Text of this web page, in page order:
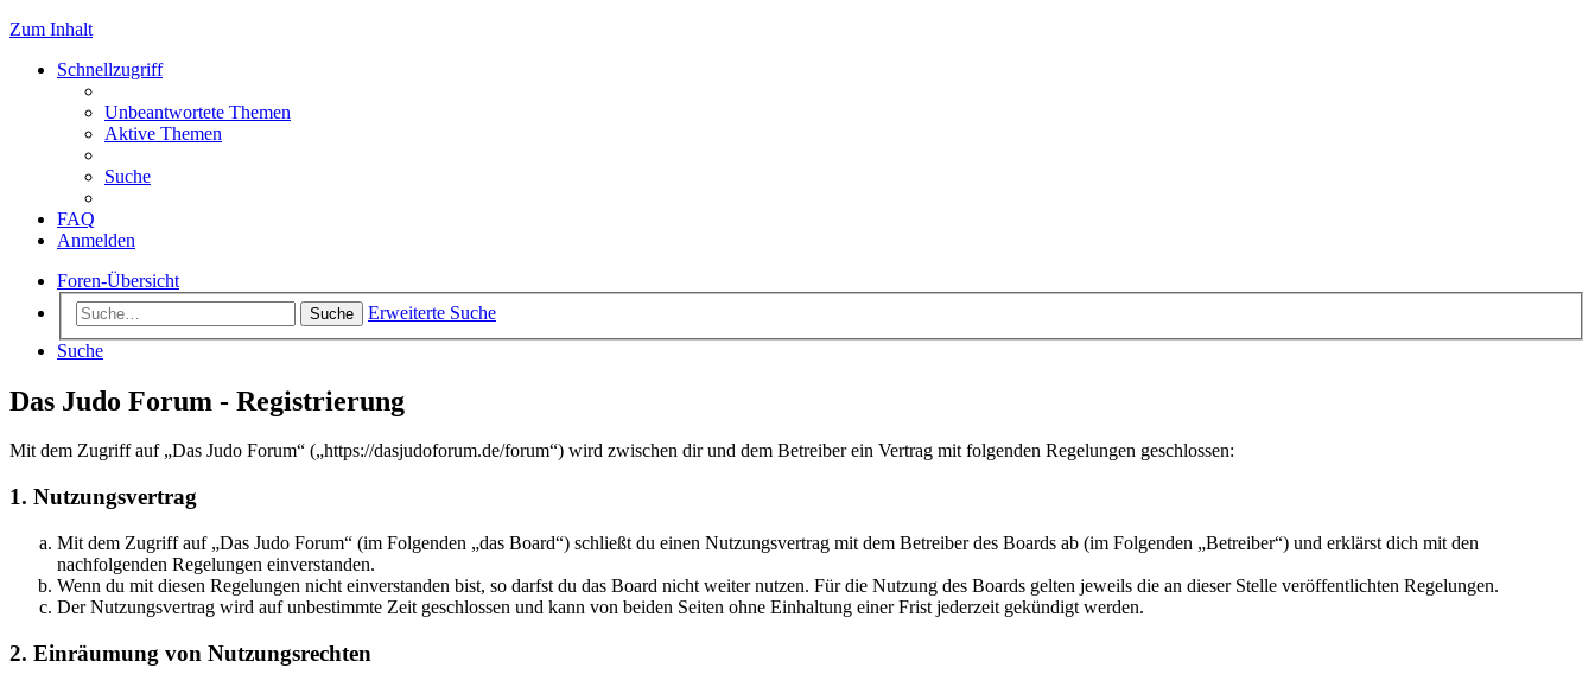
Zum Inhalt
Schnellzugriff
Unbeantwortete Themen
Aktive Themen
Suche
FAQ
Anmelden
Foren-Übersicht
Suche
Erweiterte Suche
Suche
Das Judo Forum - Registrierung
Mit dem Zugriff auf „Das Judo Forum“ („https://dasjudoforum.de/forum“) wird zwischen dir und dem Betreiber ein Vertrag mit folgenden Regelungen geschlossen:
1. Nutzungsvertrag
Mit dem Zugriff auf „Das Judo Forum“ (im Folgenden „das Board“) schließt du einen Nutzungsvertrag mit dem Betreiber des Boards ab (im Folgenden „Betreiber“) und erklärst dich mit den
nachfolgenden Regelungen einverstanden.
Wenn du mit diesen Regelungen nicht einverstanden bist, so darfst du das Board nicht weiter nutzen. Für die Nutzung des Boards gelten jeweils die an dieser Stelle veröffentlichten Regelungen.
Der Nutzungsvertrag wird auf unbestimmte Zeit geschlossen und kann von beiden Seiten ohne Einhaltung einer Frist jederzeit gekündigt werden.
2. Einräumung von Nutzungsrechten